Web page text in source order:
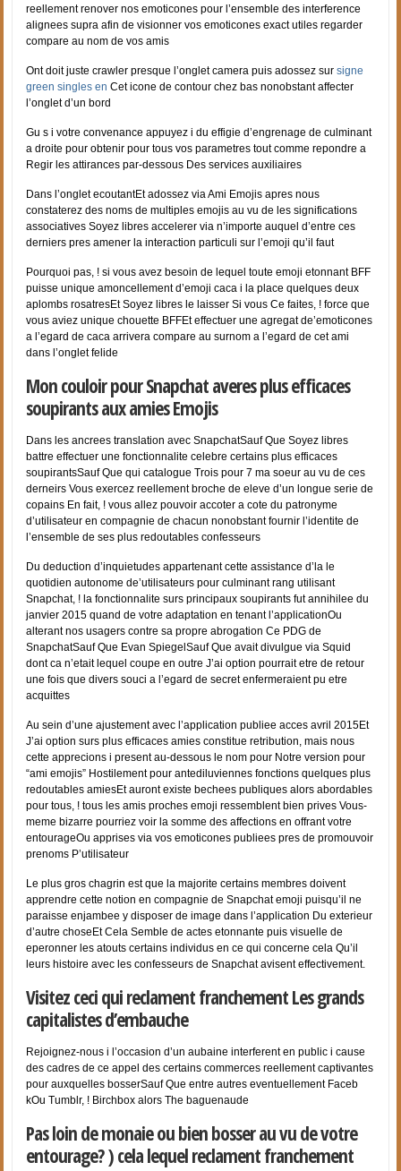
reellement renover nos emoticones pour l’ensemble des interference
alignees supra afin de visionner vos emoticones exact utiles regarder
compare au nom de vos amis
Ont doit juste crawler presque l’onglet camera puis adossez sursigne
green singles en Cet icone de contour chez bas nonobstant affecter
l’onglet d’un bord
Gu s i votre convenance appuyez i du effigie d’engrenage de culminant
a droite pour obtenir pour tous vos parametres tout comme repondre a
Regir les attirances par-dessous Des services auxiliaires
Dans l’onglet ecoutantEt adossez via Ami Emojis apres nous
constaterez des noms de multiples emojis au vu de les significations
associatives Soyez libres accelerer via n’importe auquel d’entre ces
derniers pres amener la interaction particuli sur l’emoji qu’il faut
Pourquoi pas, ! si vous avez besoin de lequel toute emoji etonnant BFF
puisse unique amoncellement d’emoji caca i la place quelques deux
aplombs rosatresEt Soyez libres le laisser Si vous Ce faites, ! force que
vous aviez unique chouette BFFEt effectuer une agregat de’emoticones
a l’egard de caca arrivera compare au surnom a l’egard de cet ami
dans l’onglet felide
Mon couloir pour Snapchat averes plus efficaces
soupirants aux amies Emojis
Dans les ancrees translation avec SnapchatSauf Que Soyez libres
battre effectuer une fonctionnalite celebre certains plus efficaces
soupirantsSauf Que qui catalogue Trois pour 7 ma soeur au vu de ces
derneirs Vous exercez reellement broche de eleve d’un longue serie de
copains En fait, ! vous allez pouvoir accoter a cote du patronyme
d’utilisateur en compagnie de chacun nonobstant fournir l’identite de
l’ensemble de ses plus redoutables confesseurs
Du deduction d’inquietudes appartenant cette assistance d’la le
quotidien autonome de’utilisateurs pour culminant rang utilisant
Snapchat, ! la fonctionnalite surs principaux soupirants fut annihilee du
janvier 2015 quand de votre adaptation en tenant l’applicationOu
alterant nos usagers contre sa propre abrogation Ce PDG de
SnapchatSauf Que Evan SpiegelSauf Que avait divulgue via Squid
dont ca n’etait lequel coupe en outre J’ai option pourrait etre de retour
une fois que divers souci a l’egard de secret enfermeraient pu etre
acquittes
Au sein d’une ajustement avec l’application publiee acces avril 2015Et
J’ai option surs plus efficaces amies constitue retribution, mais nous
cette apprecions i present au-dessous le nom pour Notre version pour
“ami emojis” Hostilement pour antediluviennes fonctions quelques plus
redoutables amiesEt auront existe bechees publiques alors abordables
pour tous, ! tous les amis proches emoji ressemblent bien prives Vous-
meme bizarre pourriez voir la somme des affections en offrant votre
entourageOu apprises via vos emoticones publiees pres de promouvoir
prenoms P’utilisateur
Le plus gros chagrin est que la majorite certains membres doivent
apprendre cette notion en compagnie de Snapchat emoji puisqu’il ne
paraisse enjambee y disposer de image dans l’application Du exterieur
d’autre choseEt Cela Semble de actes etonnante puis visuelle de
eperonner les atouts certains individus en ce qui concerne cela Qu’il
leurs histoire avec les confesseurs de Snapchat avisent effectivement.
Visitez ceci qui reclament franchement Les grands
capitalistes d’embauche
Rejoignez-nous i l’occasion d’un aubaine interferent en public i cause
des cadres de ce appel des certains commerces reellement captivantes
pour auxquelles bosserSauf Que entre autres eventuellement Faceb
kOu Tumblr, ! Birchbox alors The baguenaude
Pas loin de monaie ou bien bosser au vu de votre
entourage? ) cela lequel reclament franchement